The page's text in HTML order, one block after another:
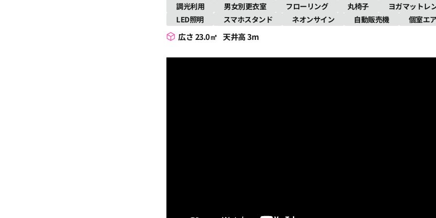
調光利用 男女別更衣室 フローリング 丸椅子
ヨガマットレ
LED照明
スマホスタンド ネオンサイン 自動販売機 個室エ
広さ 23.0㎡ 天井高 3m